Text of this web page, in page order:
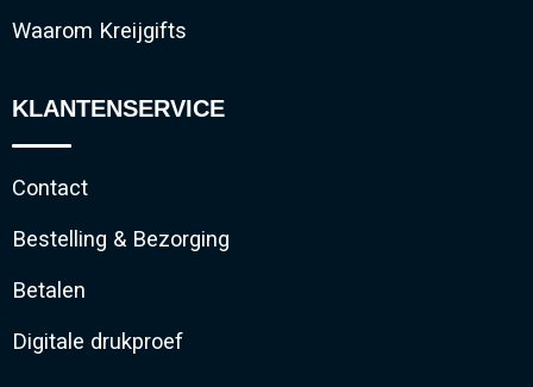
Waarom Kreijgifts
KLANTENSERVICE
Contact
Bestelling & Bezorging
Betalen
Digitale drukproef